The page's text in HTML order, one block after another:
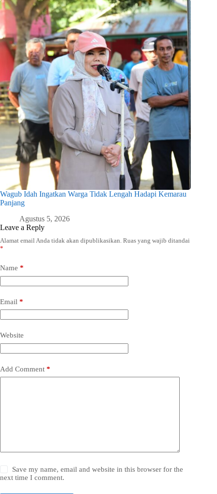
Wagub Idah Ingatkan Warga Tidak Lengah Hadapi Kemarau
Panjang
Agustus 5, 2026
Leave a Reply
Alamat email Anda tidak akan dipublikasikan. Ruas yang wajib ditandai
*
Name *
Email *
Website
Add Comment *
Save my name, email and website in this browser for the
next time I comment.